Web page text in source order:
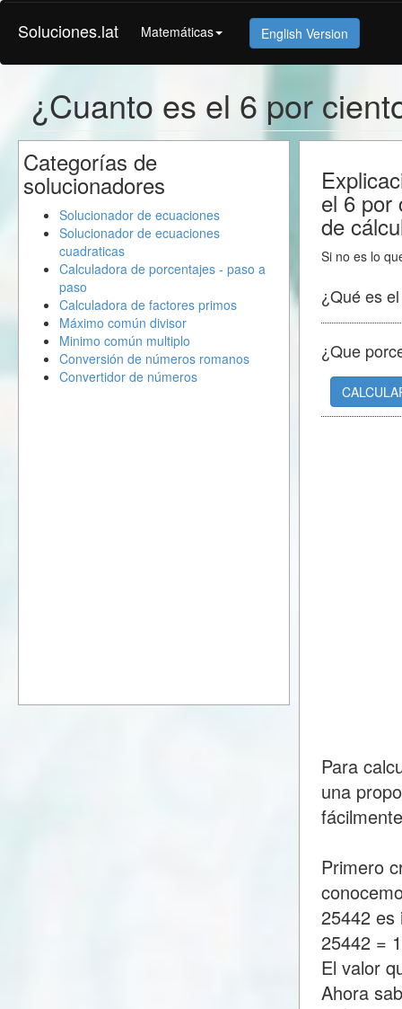
Soluciones.lat Matemáticas English Version
¿Cuanto es el 6 por
el 6 por
de
Si no es lo
¿Qué es
¿Que
Para
una
Primero
25442 es
25442 =
El valor
Ahora
Categorías de
solucionadores
Solucionador de ecuaciones
Solucionador de ecuaciones
cuadraticas
Calculadora de porcentajes - paso a
paso
Calculadora de factores primos
Máximo común divisor
Minimo común multiplo
Conversión de números romanos
Convertidor de números